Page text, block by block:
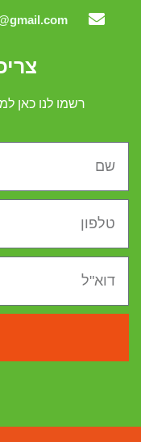
רשמו לנו כאן